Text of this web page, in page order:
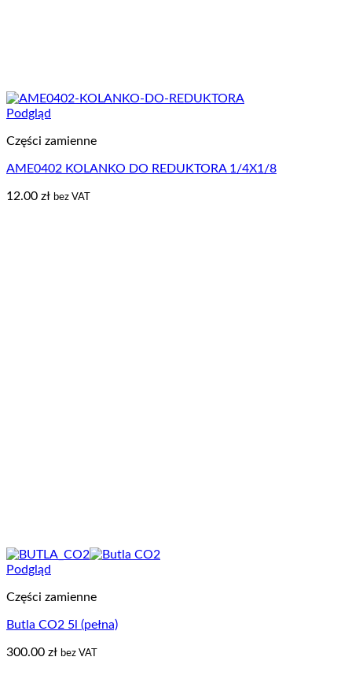
Podgląd
Części zamienne
AME0402 KOLANKO DO REDUKTORA 1/4X1/8
12.00 zł bez VAT
Podgląd
Części zamienne
Butla CO2 5l (pełna)
300.00 zł bez VAT